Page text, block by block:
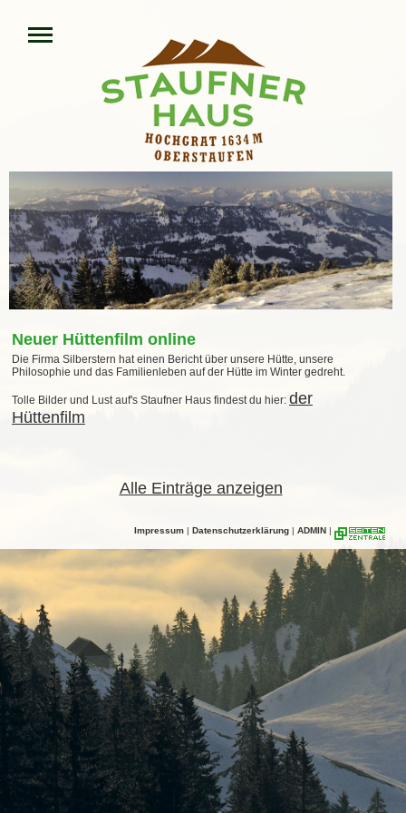
Neuer Hüttenfilm online
Die Firma Silberstern hat einen Bericht über unsere Hütte, unsere
Philosophie und das Familienleben auf der Hütte im Winter gedreht.
Tolle Bilder und Lust auf's Staufner Haus findest du hier: der
Hüttenfilm
Alle Einträge anzeigen
Impressum | Datenschutzerklärung | ADMIN |